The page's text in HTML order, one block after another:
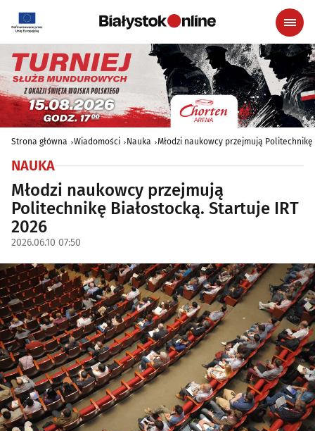
Strona główna Wiadomości Nauka Młodzi naukowcy przejmują Politechnikę
NAUKA
Młodzi naukowcy przejmują
Politechnikę Białostocką. Startuje IRT
2026
2026.06.10 07:50